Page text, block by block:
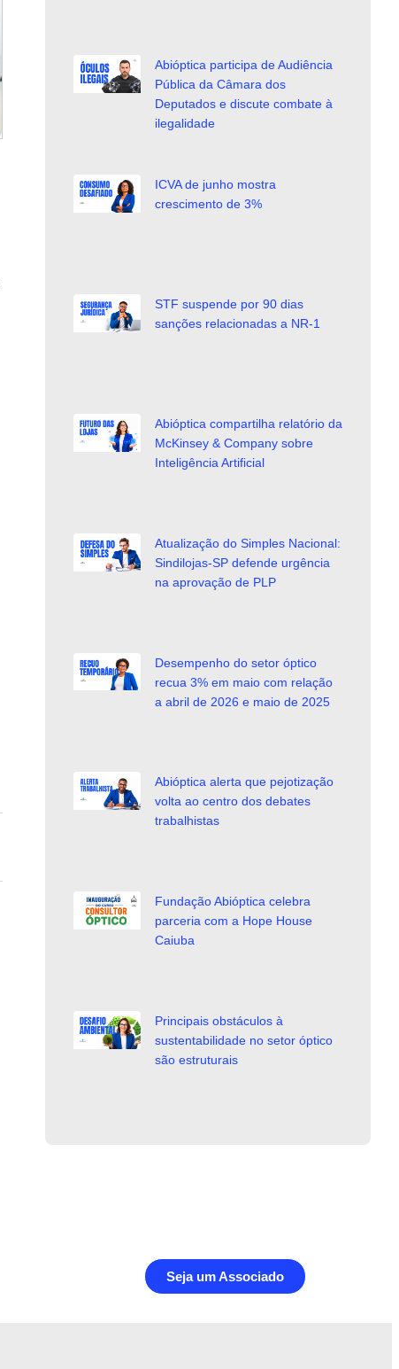
Abióptica participa de Audiência
Pública da Câmara dos
Deputados e discute combate à
ilegalidade
ICVA de junho mostra
crescimento de 3%
STF suspende por 90 dias
sanções relacionadas a NR-1
Abióptica compartilha relatório da
McKinsey & Company sobre
Inteligência Artificial
Atualização do Simples Nacional:
Sindilojas-SP defende urgência
na aprovação de PLP
Desempenho do setor óptico
recua 3% em maio com relação
a abril de 2026 e maio de 2025
Abióptica alerta que pejotização
volta ao centro dos debates
trabalhistas
Fundação Abióptica celebra
parceria com a Hope House
Caiuba
Principais obstáculos à
sustentabilidade no setor óptico
são estruturais
Seja um Associado